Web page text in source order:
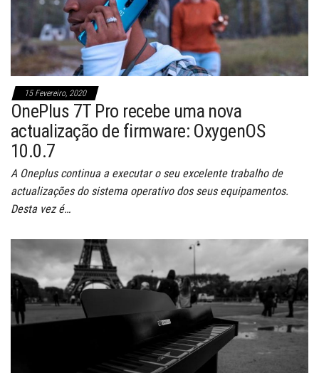
15 Fevereiro, 2020
OnePlus 7T Pro recebe uma nova
actualização de firmware: OxygenOS
10.0.7
A Oneplus continua a executar o seu excelente trabalho de
actualizações do sistema operativo dos seus equipamentos.
Desta vez é…